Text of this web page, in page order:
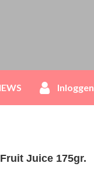
Inloggen
Juice 175gr.